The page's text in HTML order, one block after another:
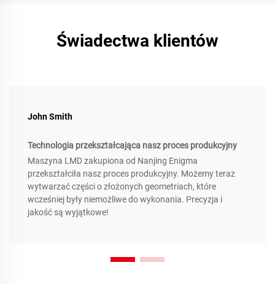
Świadectwa klientów
John Smith
Technologia przekształcająca nasz proces produkcyjny
Maszyna LMD zakupiona od Nanjing Enigma
przekształciła nasz proces produkcyjny. Możemy teraz
wytwarzać części o złożonych geometriach, które
wcześniej były niemożliwe do wykonania. Precyzja i
jakość są wyjątkowe!